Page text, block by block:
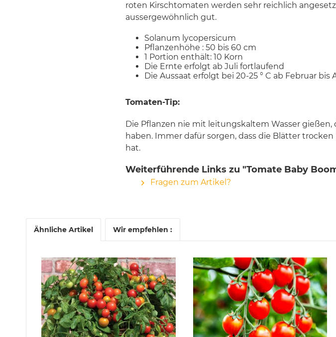
roten Kirschtomaten werden sehr reichlich
aussergewöhnlich gut.
Solanum lycopersicum
Pflanzenhöhe : 50 bis 60 cm
1 Portion enthält: 10 Korn
Die Ernte erfolgt ab Juli fortlaufend
Die Aussaat erfolgt bei 20-25 ° C ab Februar
Tomaten-Tip:
Die Pflanzen nie mit leitungskaltem Wasser
haben. Immer dafür sorgen, dass die Blätter
hat.
Weiterführende Links zu "Tomate Baby
Fragen zum Artikel?
Ähnliche Artikel Wir empfehlen :